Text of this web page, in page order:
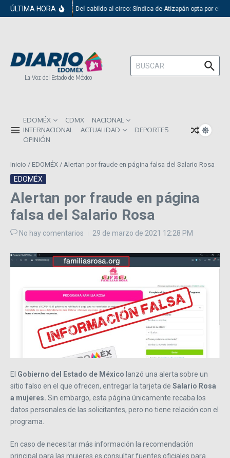
Saltar al contenido
ÚLTIMA HORA Del cabildo al circo: Síndica de Atizapán opta por el
La Voz del Estado de México
Buscar:
EDOMÉX CDMX
NACIONAL
INTERNACIONAL
ACTUALIDAD
DEPORTES
OPINIÓN
Inicio / EDOMÉX / Alertan por fraude en página falsa del Salario Rosa
EDOMÉX
Alertan por fraude en página
falsa del Salario Rosa
No hay comentarios 29 de marzo de 2021 12:28 PM
El Gobierno del Estado de México lanzó una alerta sobre un
sitio falso en el que ofrecen, entregar la tarjeta de Salario Rosa
a mujeres. Sin embargo, esta página únicamente recaba los
datos personales de las solicitantes, pero no tiene relación con el
programa.
En caso de necesitar más información la recomendación
principal para las mujeres es consultar fuentes oficiales para